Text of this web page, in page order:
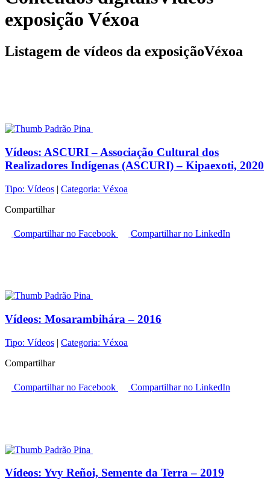
exposição Véxoa
Listagem de vídeos da exposiçãoVéxoa
Vídeos: ASCURI – Associação Cultural dos
Realizadores Indígenas (ASCURI) – Kipaexoti, 2020
Tipo: Vídeos | Categoria: Véxoa
Compartilhar
Compartilhar no Facebook Compartilhar no LinkedIn
Vídeos: Mosarambihára – 2016
Tipo: Vídeos | Categoria: Véxoa
Compartilhar
Compartilhar no Facebook Compartilhar no LinkedIn
Vídeos: Yvy Reñoi, Semente da Terra – 2019